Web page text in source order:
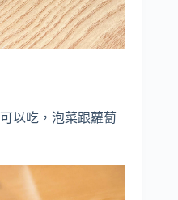
以吃，泡菜跟蘿蔔